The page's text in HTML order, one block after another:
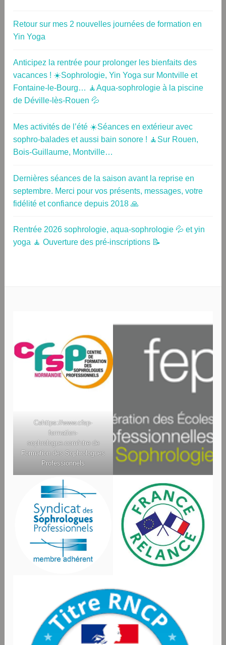
Retour sur mes 2 nouvelles journées de formation en
Yin Yoga
Anticipez la rentrée pour prolonger les bienfaits des
vacances ! ☀️Sophrologie, Yin Yoga sur Montville et
Fontaine-le-Bourg… 🧘Aqua-sophrologie à la piscine
de Déville-lès-Rouen 💦
Mes activités de l’été ☀️Séances en extérieur avec
sophro-balades et aussi bain sonore ! 🧘Sur Rouen,
Bois-Guillaume, Montville…
Dernières séances de la saison avant la reprise en
septembre. Merci pour vos présents, messages, votre
fidélité et confiance depuis 2018 🙏
Rentrée 2026 sophrologie, aqua-sophrologie 💦 et yin
yoga 🧘 Ouverture des pré-inscriptions 📝
Cehttps://www.cfsp-
formation-
sophrologue.com/ntre de
Formation des Sophrologues
Professionnels